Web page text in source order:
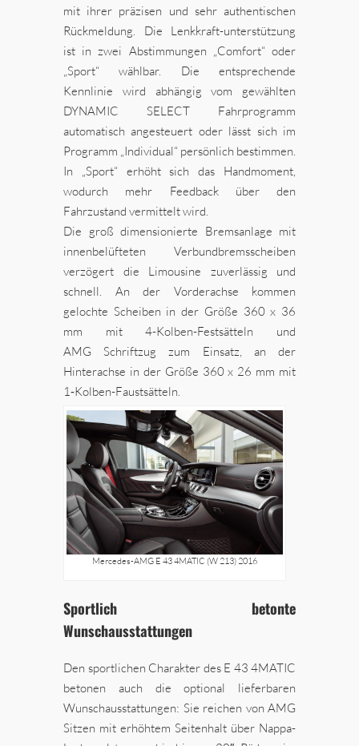
mit ihrer präzisen und sehr authentischen
Rückmeldung. Die Lenkkraft-unterstützung
ist in zwei Abstimmungen „Comfort“ oder
„Sport“ wählbar. Die entsprechende
Kennlinie wird abhängig vom gewählten
DYNAMIC SELECT Fahrprogramm
automatisch angesteuert oder lässt sich im
Programm „Individual“ persönlich bestimmen.
In „Sport“ erhöht sich das Handmoment,
wodurch mehr Feedback über den
Fahrzustand vermittelt wird.
Die groß dimensionierte Bremsanlage mit
innenbelüfteten Verbundbremsscheiben
verzögert die Limousine zuverlässig und
schnell. An der Vorderachse kommen
gelochte Scheiben in der Größe 360 x 36
mm mit 4-Kolben-Festsätteln und
AMG Schriftzug zum Einsatz, an der
Hinterachse in der Größe 360 x 26 mm mit
1‑Kolben-Faustsätteln.
Mercedes-AMG E 43 4MATIC (W 213) 2016
Sportlich betonte
Wunschausstattungen
Den sportlichen Charakter des E 43 4MATIC
betonen auch die optional lieferbaren
Wunschausstattungen: Sie reichen von AMG
Sitzen mit erhöhtem Seitenhalt über Nappa-